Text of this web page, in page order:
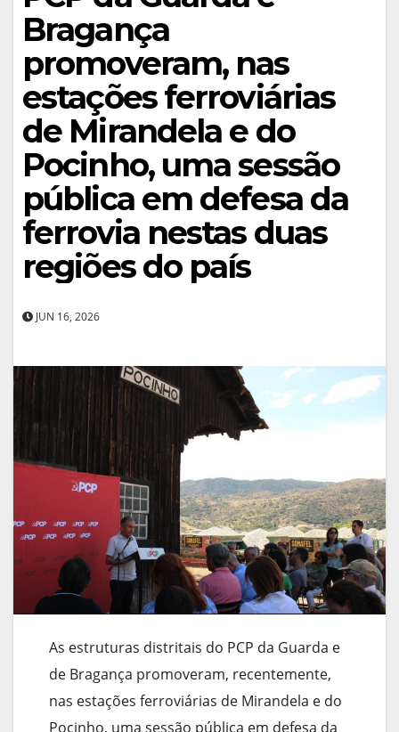
Bragança
promoveram, nas
estações ferroviárias
de Mirandela e do
Pocinho, uma sessão
pública em defesa da
ferrovia nestas duas
regiões do país
JUN 16, 2026
As estruturas distritais do PCP da Guarda e
de Bragança promoveram, recentemente,
nas estações ferroviárias de Mirandela e do
Pocinho, uma sessão pública em defesa da